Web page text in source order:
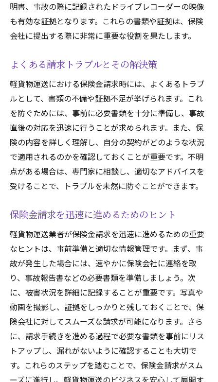
明書、事故の際に記録されたドライブレコーダーの映像
も有効な証拠となります。これらの書類や証拠は、保険
会社に提出する際に非常に重要な役割を果たします。
よくある請求トラブルとその解決策
軽貨物運送における保険金請求時には、よくあるトラブ
ルとして、書類の不備や証拠不足が挙げられます。これ
を防ぐためには、事前に必要書類を十分に準備し、事故
直後の対応を迅速に行うことが求められます。また、保
険の内容を詳しく理解し、自分の契約がどのような状況
で適用されるのかを確認しておくことが重要です。不明
点がある場合は、専門家に相談し、適切なアドバイスを
受けることで、トラブルを未然に防ぐことができます。
保険金請求を迅速に進めるためのヒント
軽貨物運送業者が保険金請求を迅速に進めるための重要
なヒントは、事前準備と適切な情報管理です。まず、事
故が発生した場合には、速やかに保険会社に連絡を取
り、事故報告書などの必要書類を準備しましょう。次
に、被害状況を詳細に記録することが重要です。写真や
動画を撮影し、証拠をしっかりと残しておくことで、保
険会社に対してスムーズな請求が可能になります。さら
に、請求手続きを進める過程で必要な書類を事前にリス
トアップし、漏れがないように確認することも大切で
す。これらのステップを踏むことで、保険金請求がスム
ーズに進行し、軽貨物運送のビジネスを安心して展開す